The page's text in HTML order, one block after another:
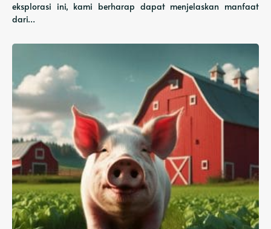
eksplorasi ini, kami berharap dapat menjelaskan manfaat
dari…